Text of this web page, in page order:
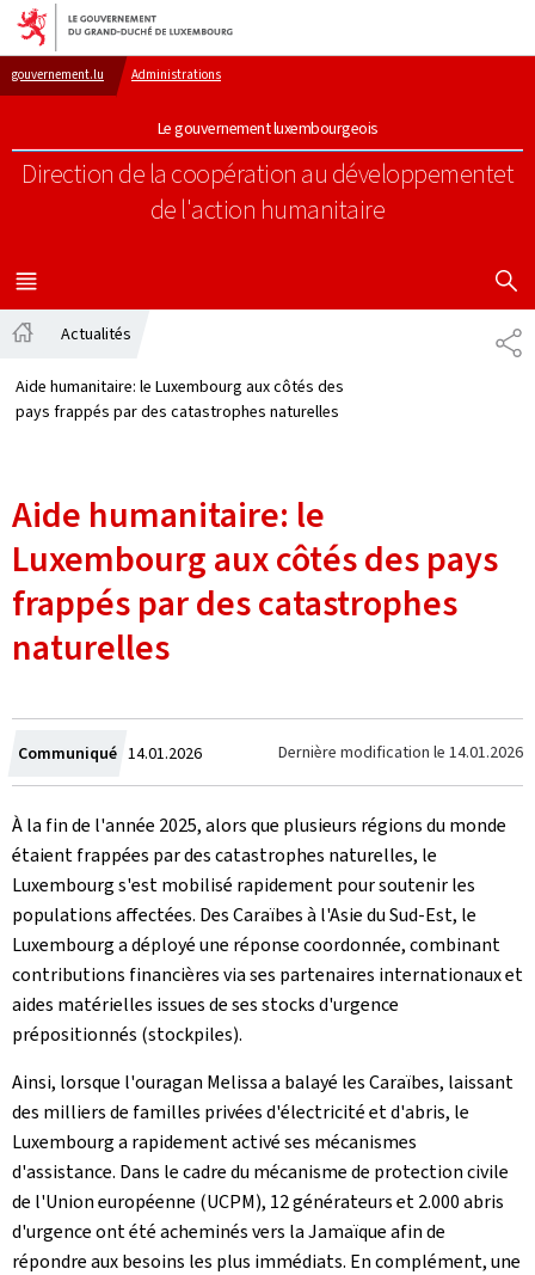
Aller au menu principal
Aller au contenu
gouvernement.lu Administrations
Le gouvernement luxembourgeois
Direction de la coopération au développementet
de l'action humanitaire
MENU
PRINCIPAL
Actualités
Aide humanitaire: le Luxembourg aux côtés des
pays frappés par des catastrophes naturelles
Aide humanitaire: le
Luxembourg aux côtés des pays
frappés par des catastrophes
naturelles
Communiqué Crée
le
14.01.2026 Dernière modification le 14.01.2026
À la fin de l'année 2025, alors que plusieurs régions du monde
étaient frappées par des catastrophes naturelles, le
Luxembourg s'est mobilisé rapidement pour soutenir les
populations affectées. Des Caraïbes à l'Asie du Sud-Est, le
Luxembourg a déployé une réponse coordonnée, combinant
contributions financières via ses partenaires internationaux et
aides matérielles issues de ses stocks d'urgence
prépositionnés (stockpiles).
Ainsi, lorsque l'ouragan Melissa a balayé les Caraïbes, laissant
des milliers de familles privées d'électricité et d'abris, le
Luxembourg a rapidement activé ses mécanismes
d'assistance. Dans le cadre du mécanisme de protection civile
de l'Union européenne (UCPM), 12 générateurs et 2.000 abris
d'urgence ont été acheminés vers la Jamaïque afin de
répondre aux besoins les plus immédiats. En complément, une